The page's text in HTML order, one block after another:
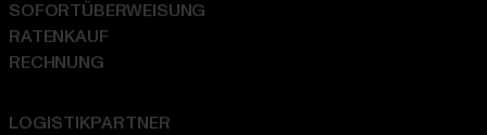
LOGISTIKPARTNER
SOFORTÜBERWEISUNG
RATENKAUF
RECHNUNG